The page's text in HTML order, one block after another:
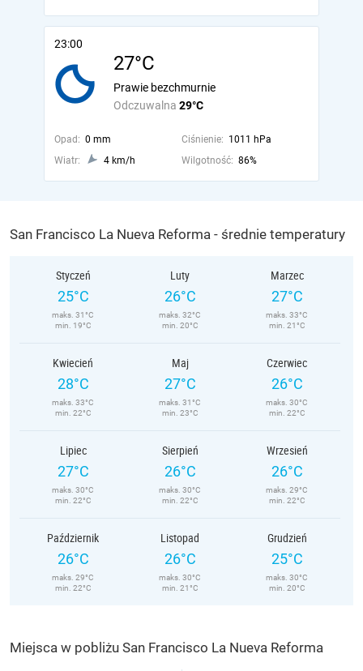
23:00
27°C
Odczuwalna 29°C
Prawie bezchmurnie
Opad: 0 mm Ciśnienie: 1011 hPa
Wiatr:
4 km/h Wilgotność: 86%
San Francisco La Nueva Reforma - średnie temperatury
Styczeń
25°C
maks. 31°C
min. 19°C
Luty
26°C
maks. 32°C
min. 20°C
Marzec
27°C
maks. 33°C
min. 21°C
Kwiecień
28°C
maks. 33°C
min. 22°C
Maj
27°C
maks. 31°C
min. 23°C
Czerwiec
26°C
maks. 30°C
min. 22°C
Lipiec
27°C
maks. 30°C
min. 22°C
Sierpień
26°C
maks. 30°C
min. 22°C
Wrzesień
26°C
maks. 29°C
min. 22°C
Październik
26°C
maks. 29°C
min. 22°C
Listopad
26°C
maks. 30°C
min. 21°C
Grudzień
25°C
maks. 30°C
min. 20°C
Miejsca w pobliżu San Francisco La Nueva Reforma